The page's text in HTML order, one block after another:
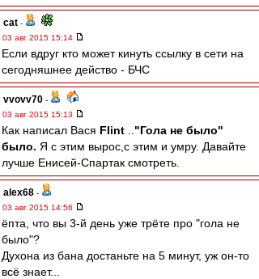
cat -
03 авг 2015 15:14
Если вдруг кто может кинуть ссылку в сети на
сегодняшнее действо - БЧС
vvovv70 -
03 авг 2015 15:13
Как написал Вася Flint
"Гола не было"
было. Я с этим вырос,с этим и умру. Давайте
лучше Енисей-Спартак смотреть.
alex68 -
03 авг 2015 14:56
ёпта, что вы 3-й день уже трёте про "гола не
было"?
Духона из бана достаньте на 5 минут, уж он-то
всё знает...